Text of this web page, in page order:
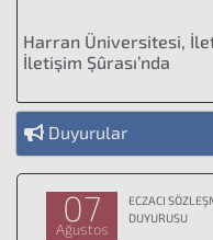
Harran Üniversitesi,
İletişim Şûrası’nda
Duyurular
07
Ağustos
ECZACI
DUYURUSU